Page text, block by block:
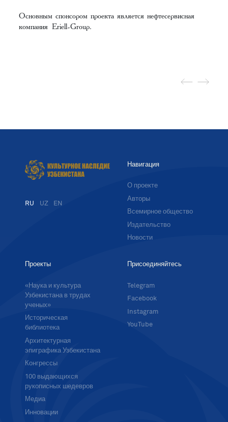
Основным спонсором проекта является нефтесервисная
компанияEriell-Group.
RU UZ EN
Навигация
О проекте
Авторы
Всемирное общество
Издательство
Новости
Проекты
«Наука и культура
Узбекистана в трудах
ученых»
Историческая
библиотека
Архитектурная
эпиграфика Узбекистана
Конгрессы
100 выдающихся
рукописных шедевров
Медиа
Инновации
Присоединяйтесь
Telegram
Facebook
Instagram
YouTube